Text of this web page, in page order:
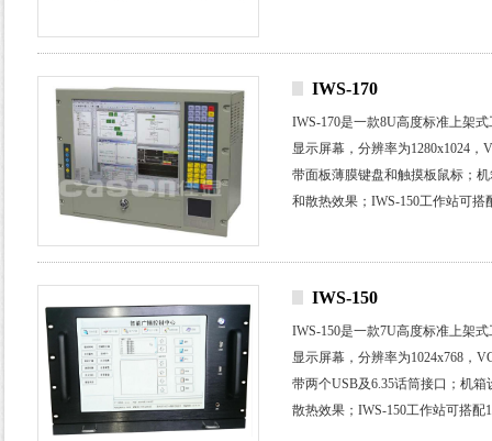
IWS-170
IWS-170是一款8U高度标准上架
显示屏幕，分辨率为1280x1024 ，
带面板薄膜键盘和触摸板鼠标；
和散热效果； IWS-150工作站可搭
IWS-150
IWS-150是一款7U高度标准上架
显示屏幕，分辨率为1024x768 ，
带两个USB及6.35话筒接口 ；机
散热效果； IWS-150工作站可搭配